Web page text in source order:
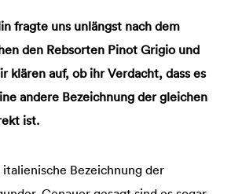
fragte uns unlängst nach dem
den Rebsorten Pinot Grigio und
klären auf, ob ihr Verdacht, dass es
andere Bezeichnung der gleichen
ist.
Bezeichnung der